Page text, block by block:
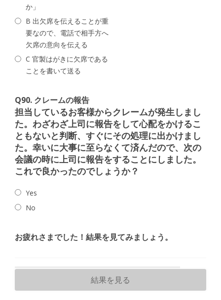
か」
B 出欠席を伝えることが重
要なので、電話で相手方へ
欠席の意向を伝える
C 官製はがきに欠席である
ことを書いて送る
Q90. クレームの報告
担当しているお客様からクレームが発生しまし
た。わざわざ上司に報告をして心配をかけるこ
ともないと判断、すぐにその処理に出かけまし
た。幸いに大事に至らなくて済んだので、次の
会議の時に上司に報告をすることにしました。
これで良かったのでしょうか？
Yes
No
お疲れさまでした！結果を見てみましょう。